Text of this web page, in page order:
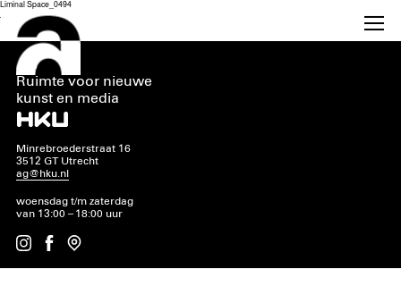
Liminal Space_0494
AG
Ruimte voor nieuwe
kunst en media
Minrebroederstraat 16
3512 GT Utrecht
ag@hku.nl
woensdag t/m zaterdag
van 13:00 – 18:00 uur